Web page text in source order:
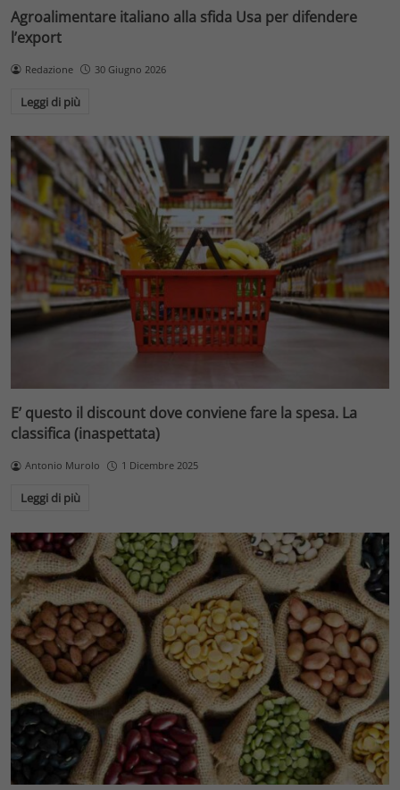
Agroalimentare italiano alla sfida Usa per difendere
l’export
Redazione 30 Giugno 2026
Leggi di più
E’ questo il discount dove conviene fare la spesa. La
classifica (inaspettata)
Antonio Murolo 1 Dicembre 2025
Leggi di più